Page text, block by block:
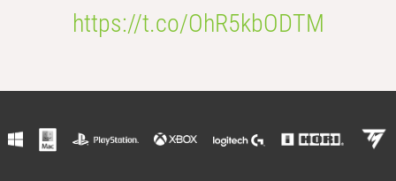
https://t.co/OhR5kbODTM